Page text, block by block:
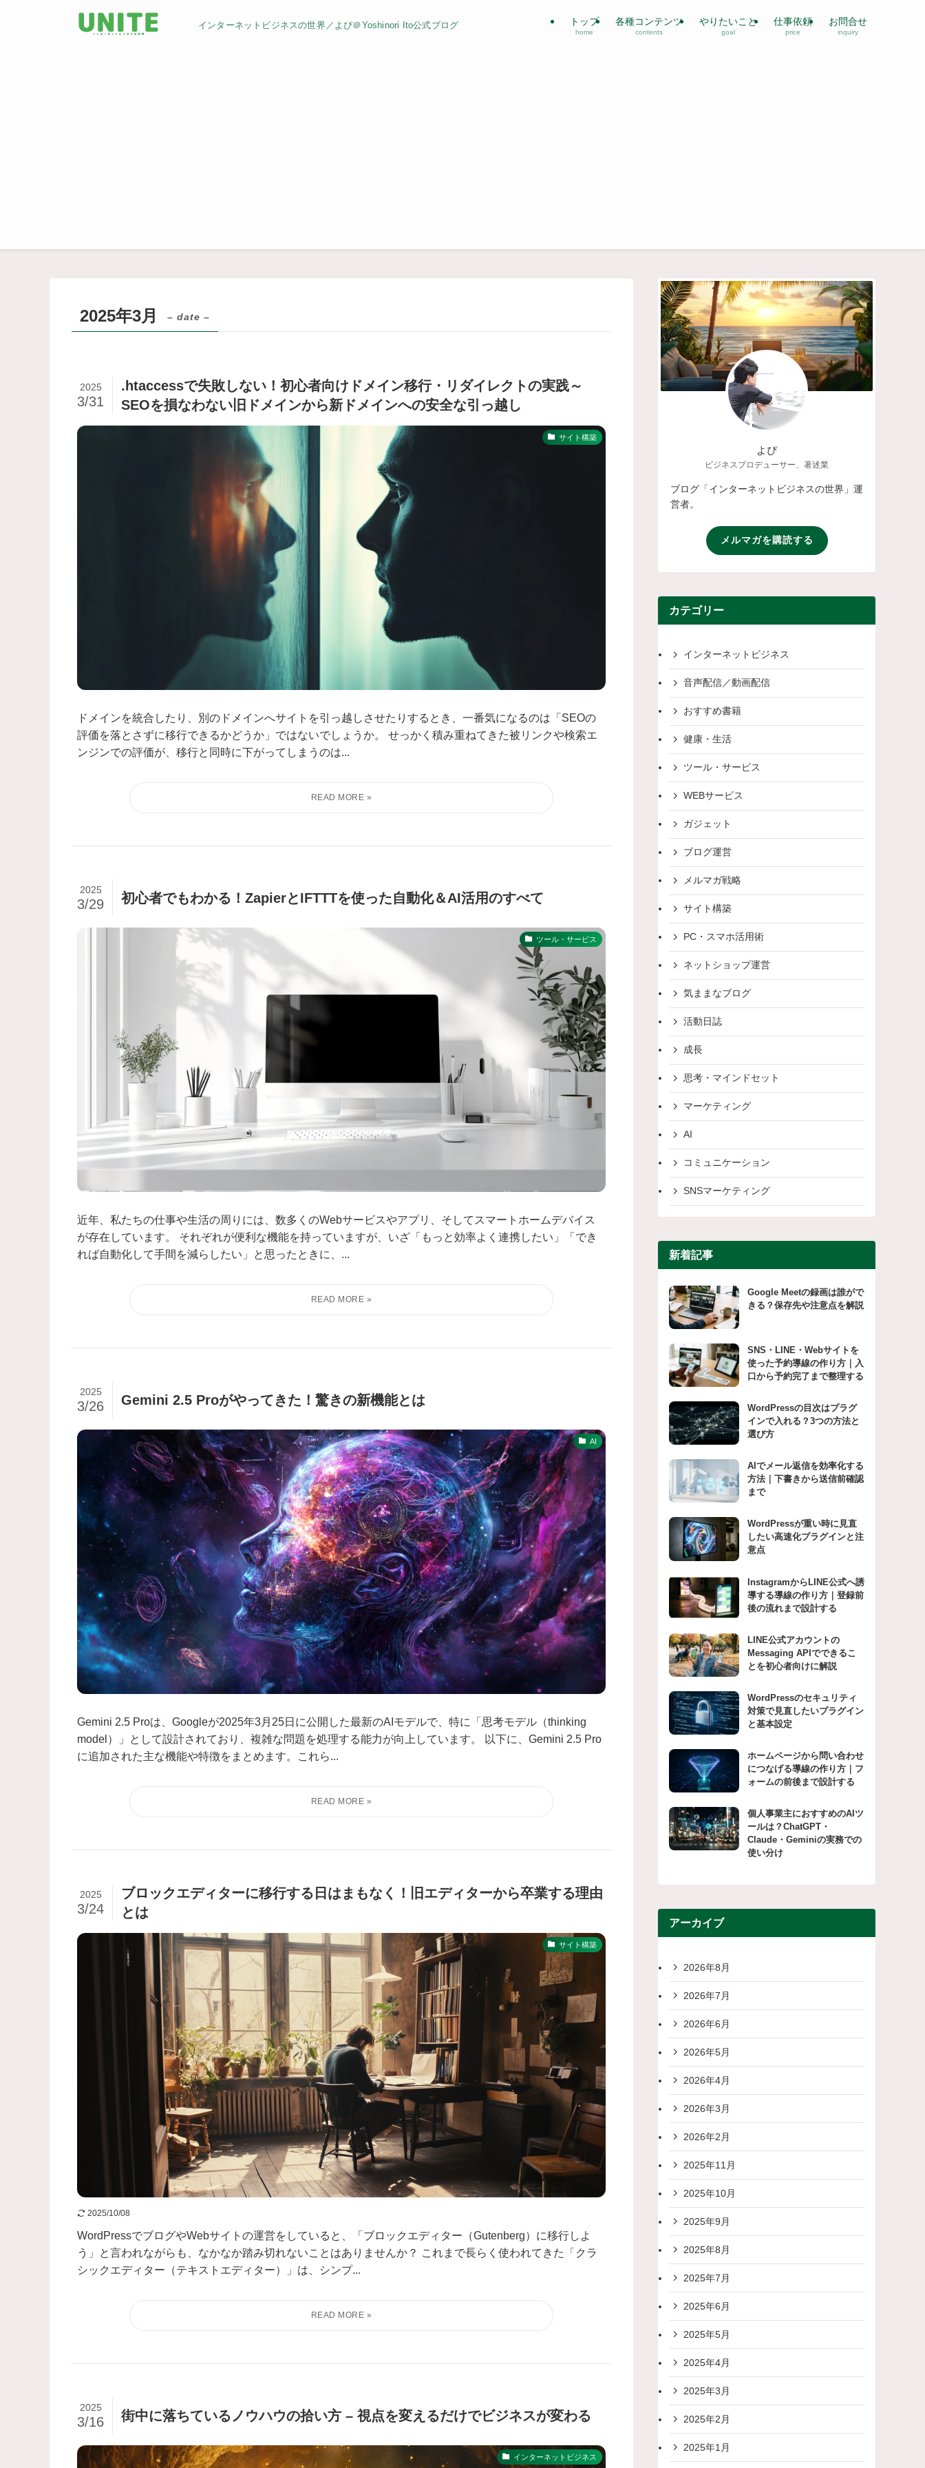
インターネットビジネスの世界／よぴ＠Yoshinori Ito公式ブログ トップ
home
各種コンテンツ
contents
やりたいこと
goal
仕事依頼
price
お問合せ
inquiry
2025年3月 – date –
.htaccessで失敗しない！初心者向けドメイン移行・リダイレクトの実践～
SEOを損なわない旧ドメインから新ドメインへの安全な引っ越し
2025
3/31
サイト構築
ドメインを統合したり、別のドメインへサイトを引っ越しさせたりするとき、一番気になるのは「SEOの
評価を落とさずに移行できるかどうか」ではないでしょうか。 せっかく積み重ねてきた被リンクや検索エ
ンジンでの評価が、移行と同時に下がってしまうのは...
初心者でもわかる！ZapierとIFTTTを使った自動化＆AI活用のすべて
2025
3/29
ツール・サービス
近年、私たちの仕事や生活の周りには、数多くのWebサービスやアプリ、そしてスマートホームデバイス
が存在しています。 それぞれが便利な機能を持っていますが、いざ「もっと効率よく連携したい」「でき
れば自動化して手間を減らしたい」と思ったときに、...
Gemini 2.5 Proがやってきた！驚きの新機能とは
2025
3/26
AI
Gemini 2.5 Proは、Googleが2025年3月25日に公開した最新のAIモデルで、特に「思考モデル（thinking
model）」として設計されており、複雑な問題を処理する能力が向上しています。 以下に、Gemini 2.5 Pro
に追加された主な機能や特徴をまとめます。これら...
ブロックエディターに移行する日はまもなく！旧エディターから卒業する理由
とは
2025
3/24
サイト構築
2025/10/08
WordPressでブログやWebサイトの運営をしていると、「ブロックエディター（Gutenberg）に移行しよ
う」と言われながらも、なかなか踏み切れないことはありませんか？ これまで長らく使われてきた「クラ
シックエディター（テキストエディター）」は、シンプ...
街中に落ちているノウハウの拾い方 – 視点を変えるだけでビジネスが変わる
2025
3/16
インターネットビジネス
よぴ
ビジネスプロデューサー、著述業
ブログ「インターネットビジネスの世界」運
営者。
メルマガを購読する
カテゴリー
インターネットビジネス
音声配信／動画配信
おすすめ書籍
健康・生活
ツール・サービス
WEBサービス
ガジェット
ブログ運営
メルマガ戦略
サイト構築
PC・スマホ活用術
ネットショップ運営
気ままなブログ
活動日誌
成長
思考・マインドセット
マーケティング
AI
コミュニケーション
SNSマーケティング
新着記事
Google Meetの録画は誰がで
きる？保存先や注意点を解説
SNS・LINE・Webサイトを
使った予約導線の作り方｜入
口から予約完了まで整理する
WordPressの目次はプラグ
インで入れる？3つの方法と
選び方
AIでメール返信を効率化する
方法｜下書きから送信前確認
まで
WordPressが重い時に見直
したい高速化プラグインと注
意点
InstagramからLINE公式へ誘
導する導線の作り方｜登録前
後の流れまで設計する
LINE公式アカウントの
Messaging APIでできるこ
とを初心者向けに解説
WordPressのセキュリティ
対策で見直したいプラグイン
と基本設定
ホームページから問い合わせ
につなげる導線の作り方｜フ
ォームの前後まで設計する
個人事業主におすすめのAIツ
ールは？ChatGPT・
Claude・Geminiの実務での
使い分け
アーカイブ
2026年8月
2026年7月
2026年6月
2026年5月
2026年4月
2026年3月
2026年2月
2025年11月
2025年10月
2025年9月
2025年8月
2025年7月
2025年6月
2025年5月
2025年4月
2025年3月
2025年2月
2025年1月